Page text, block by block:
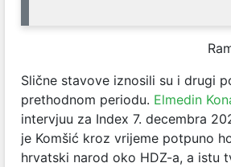
Slične stavove iznosili su i drugi
prethodnom periodu. Elmedin
intervjuu za Index 7. decembra
je Komšić kroz vrijeme potpuno
hrvatski narod oko HDZ-a, a istu